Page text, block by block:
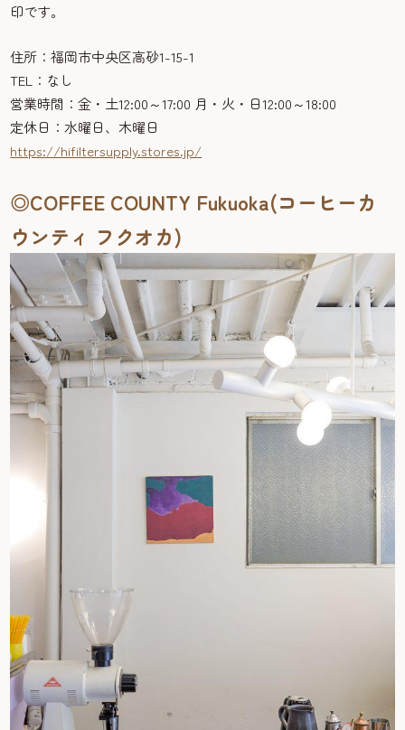
印です。
住所：福岡市中央区高砂1-15-1
TEL：なし
営業時間：金・土12:00～17:00 月・火・日12:00～18:00
定休日：水曜日、木曜日
https://hifiltersupply.stores.jp/
◎COFFEE COUNTY Fukuoka(コーヒーカ
ウンティ フクオカ)